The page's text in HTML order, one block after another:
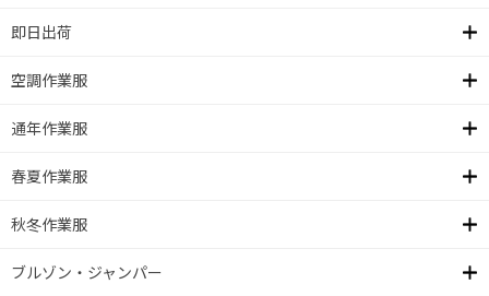
即日出荷
空調作業服
通年作業服
春夏作業服
秋冬作業服
ブルゾン・ジャンパー